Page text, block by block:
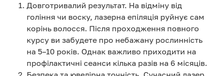
Довготривалий результат. На відміну від
гоління чи воску, лазерна епіляція руйнує сам
корінь волосся. Після проходження повного
курсу ви забудете про небажану рослинність
на 5–10 років. Однак важливо приходити на
профілактичні сеанси кілька разів на 6 місяців.